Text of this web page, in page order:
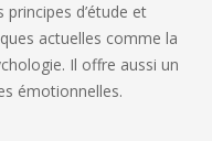
principes d’étude et
actuelles comme la
Il offre aussi un
émotionnelles.